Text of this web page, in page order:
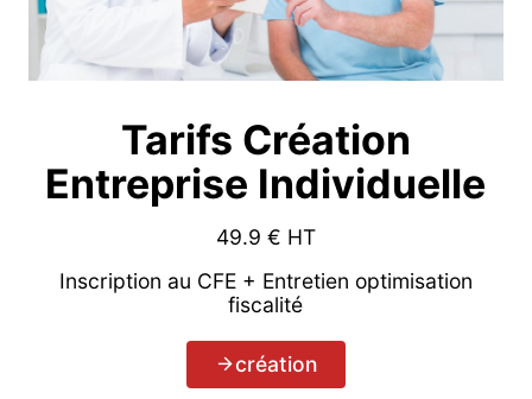
Tarifs Création
Entreprise Individuelle
49.9 € HT
Inscription au CFE + Entretien optimisation
fiscalité
création